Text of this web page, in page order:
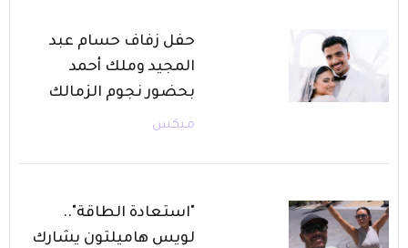
حفل زفاف حسام عبد
المجيد وملك أحمد
بحضور نجوم الزمالك
ميكس
"استعادة الطاقة"..
لويس هاميلتون يشارك